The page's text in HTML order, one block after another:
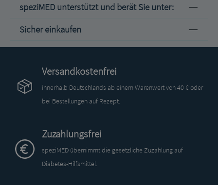
speziMED unterstützt und berät Sie unter:
Sicher einkaufen
Versandkostenfrei
innerhalb Deutschlands ab einem Warenwert von 40 € oder
bei Bestellungen auf Rezept.
Zuzahlungsfrei
speziMED übernimmt die gesetzliche Zuzahlung auf
Diabetes-Hilfsmittel.